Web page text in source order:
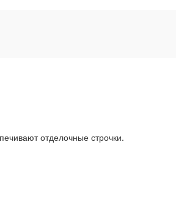
отделочные строчки.